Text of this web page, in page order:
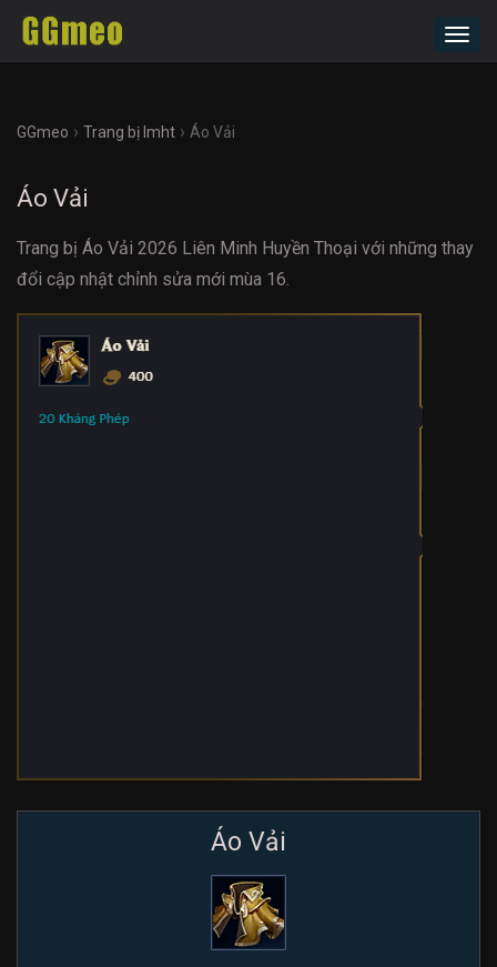
GGmeo › Trang bị lmht › Áo Vải
Áo Vải
Trang bị Áo Vải 2026 Liên Minh Huyền Thoại với những thay
đổi cập nhật chỉnh sửa mới mùa 16.
Áo Vải